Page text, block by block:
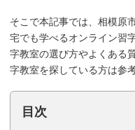
そこで本記事では、相模原
宅でも学べるオンライン習
字教室の選び方やよくある
字教室を探している方は参
目次